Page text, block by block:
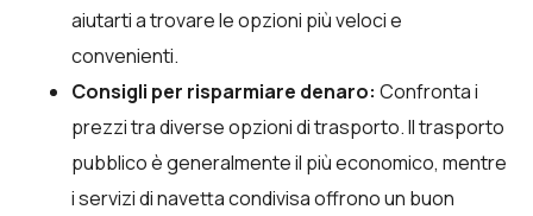
aiutarti a trovare le opzioni più veloci e
convenienti.
Consigli per risparmiare denaro: Confronta i
prezzi tra diverse opzioni di trasporto. Il trasporto
pubblico è generalmente il più economico, mentre
i servizi di navetta condivisa offrono un buon